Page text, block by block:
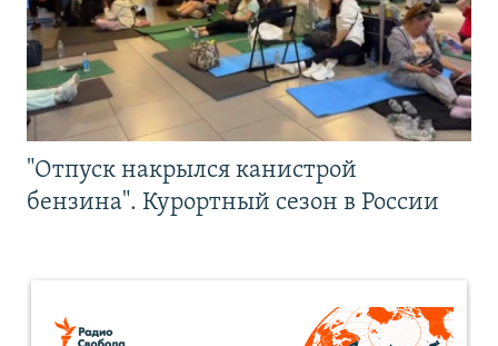
"Отпуск накрылся канистрой
бензина". Курортный сезон в России